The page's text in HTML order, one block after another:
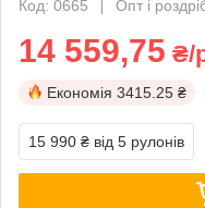
Код: 0665
Опт і
14 559,75 ₴/
Економія 3415.25 ₴
15 990 ₴ від 5 рулонів